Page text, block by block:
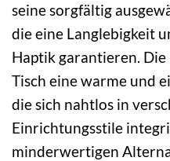
seine sorgfältig
die eine Langlebigkeit
Haptik garantieren.
Tisch eine warme und
die sich nahtlos in
Einrichtungsstile
minderwertigen